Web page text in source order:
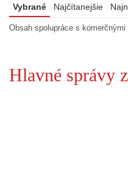
Vybrané Najčítanejšie
Obsah spolupráce s komerčnými
Hlavné správy